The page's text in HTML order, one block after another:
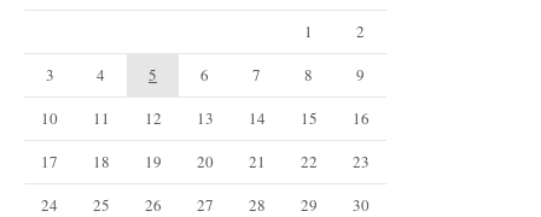
1
2
3
4 5 6 7 8
9
10
11 12 13 14 15
16
17
18 19 20 21 22
23
24
25 26 27 28 29
30